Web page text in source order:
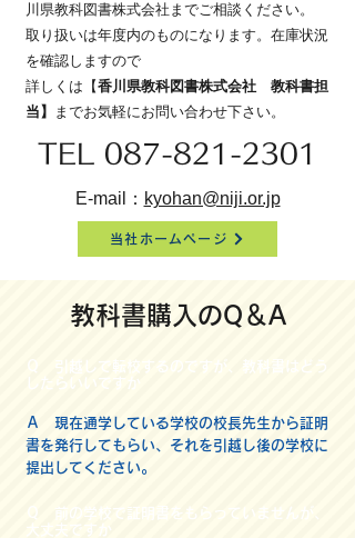
川県教科図書株式会社までご相談ください。
取り扱いは年度内のものになります。在庫状況
を確認しますので
詳しくは【香川県教科図書株式会社 教科書担
当】
までお気軽にお問い合わせ下さい。
TEL 087-821-2301
E-mail： kyohan@niji.or.jp
当社ホームページ
教科書購入のQ＆A
Ｑ 引越しで転校するのですが、教科書はどう
したらいいですか
Ａ 現在通学している学校の校長先生から証明
書を発行してもらい、それを引越し後の学校に
提出してください。
Ｑ 前の学校で証明書をもらっていませんが、
大丈夫ですか